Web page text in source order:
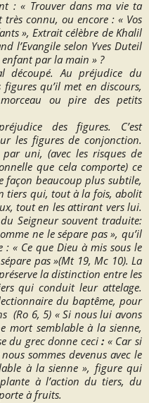
: « Trouver dans ma vie ta
très connu, ou encore : « Vos
»,Extrait célèbre de Khalil
l’Evangile selon Yves Duteil
par la main » ?
Au préjudice du
qu’il met en discours,
ou pire des petits
des figures. C’est
les figures de conjonction.
par uni, (avec les risques de
que cela comporte) ce
façon beaucoup plus subtile,
tiers qui, tout à la fois, abolit
tout en les attirant vers lui.
Seigneur souvent traduite:
ne le sépare pas », qu’il
: « Ce que Dieu à mis sous le
pas »(Mt 19, Mc 10). La
la distinction entre les
qui conduit leur attelage.
du baptême, pour
(Ro 6, 5) « Si nous lui avons
mort semblable à la sienne,
du grec donne ceci: « Car si
sommes devenus avec le
à la sienne », figure qui
à l’action du tiers, du
à fruits.